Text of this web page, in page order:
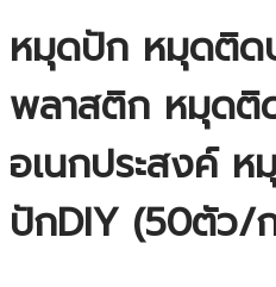
หมุดปัก หมุดติ
พลาสติก หมุดติ
อเนกประสงค์
ปักDIY (50ตัว/